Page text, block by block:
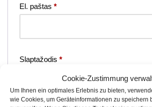
Cookie-Zustimmung
Um Ihnen ein optimales Erlebnis zu bieten,
wie Cookies, um Geräteinformationen zu speichern
El. paštas *
Slaptažodis *